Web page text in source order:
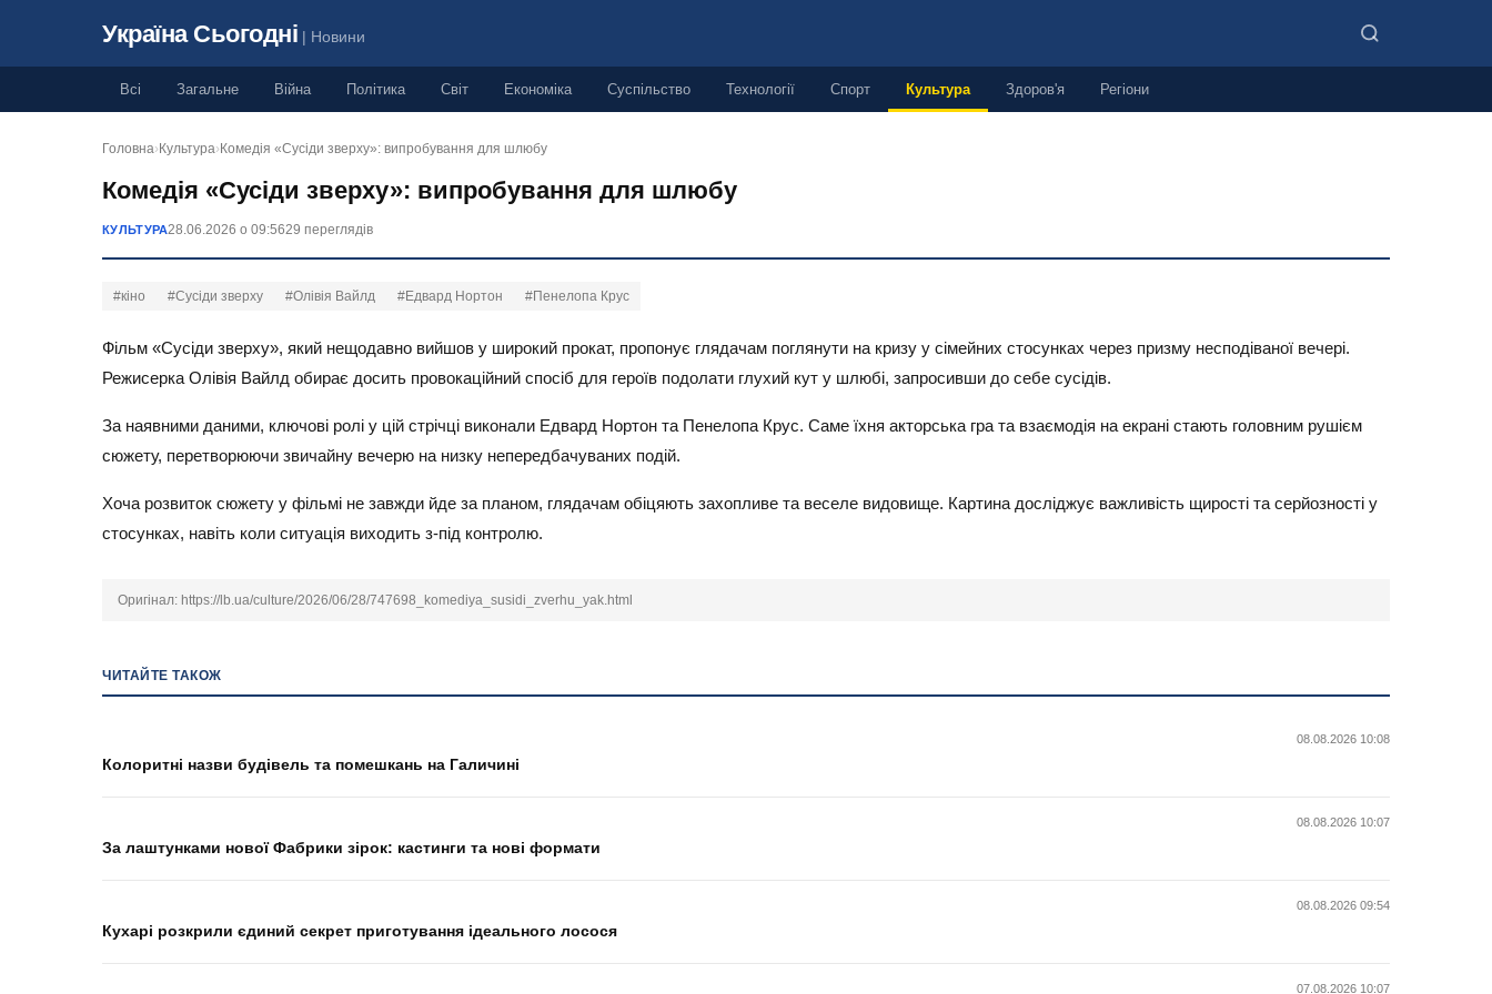
Україна Сьогодні | Новини
Всі Загальне Війна Політика Світ Економіка Суспільство Технології Спорт Культура Здоров'я Регіони
Головна› Культура› Комедія «Сусіди зверху»: випробування для шлюбу
Комедія «Сусіди зверху»: випробування для шлюбу
КУЛЬТУРА28.06.2026 о 09:5629 переглядів
#кіно #Сусіди зверху #Олівія Вайлд #Едвард Нортон #Пенелопа Крус
Фільм «Сусіди зверху», який нещодавно вийшов у широкий прокат, пропонує глядачам поглянути на кризу у сімейних стосунках через призму несподіваної вечері.
Режисерка Олівія Вайлд обирає досить провокаційний спосіб для героїв подолати глухий кут у шлюбі, запросивши до себе сусідів.
За наявними даними, ключові ролі у цій стрічці виконали Едвард Нортон та Пенелопа Крус. Саме їхня акторська гра та взаємодія на екрані стають головним рушієм
сюжету, перетворюючи звичайну вечерю на низку непередбачуваних подій.
Хоча розвиток сюжету у фільмі не завжди йде за планом, глядачам обіцяють захопливе та веселе видовище. Картина досліджує важливість щирості та серйозності у
стосунках, навіть коли ситуація виходить з-під контролю.
Оригінал: https://lb.ua/culture/2026/06/28/747698_komediya_susidi_zverhu_yak.html
ЧИТАЙТЕ ТАКОЖ
08.08.2026 10:08
Колоритні назви будівель та помешкань на Галичині
08.08.2026 10:07
За лаштунками нової Фабрики зірок: кастинги та нові формати
08.08.2026 09:54
Кухарі розкрили єдиний секрет приготування ідеального лосося
07.08.2026 10:07